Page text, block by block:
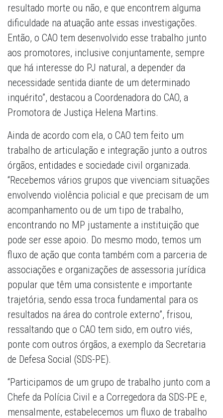
resultado morte ou não, e que encontrem alguma
dificuldade na atuação ante essas investigações.
Então, o CAO tem desenvolvido esse trabalho junto
aos promotores, inclusive conjuntamente, sempre
que há interesse do PJ natural, a depender da
necessidade sentida diante de um determinado
inquérito”, destacou a Coordenadora do CAO, a
Promotora de Justiça Helena Martins.
Ainda de acordo com ela, o CAO tem feito um
trabalho de articulação e integração junto a outros
órgãos, entidades e sociedade civil organizada.
“Recebemos vários grupos que vivenciam situações
envolvendo violência policial e que precisam de um
acompanhamento ou de um tipo de trabalho,
encontrando no MP justamente a instituição que
pode ser esse apoio. Do mesmo modo, temos um
fluxo de ação que conta também com a parceria de
associações e organizações de assessoria jurídica
popular que têm uma consistente e importante
trajetória, sendo essa troca fundamental para os
resultados na área do controle externo”, frisou,
ressaltando que o CAO tem sido, em outro viés,
ponte com outros órgãos, a exemplo da Secretaria
de Defesa Social (SDS-PE).
“Participamos de um grupo de trabalho junto com a
Chefe da Polícia Civil e a Corregedora da SDS-PE e,
mensalmente, estabelecemos um fluxo de trabalho